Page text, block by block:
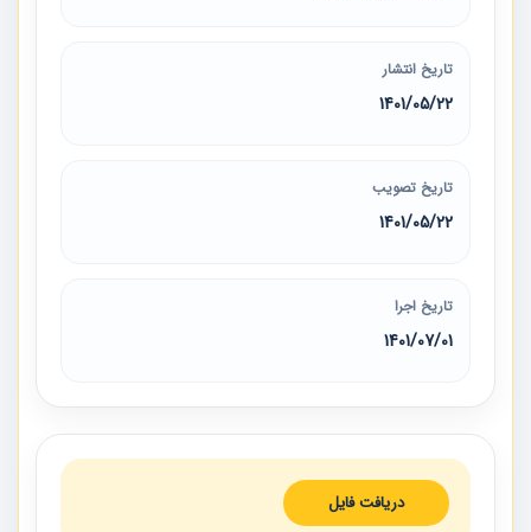
تاریخ انتشار
1401/05/22
تاریخ تصویب
1401/05/22
تاریخ اجرا
1401/07/01
دریافت فایل